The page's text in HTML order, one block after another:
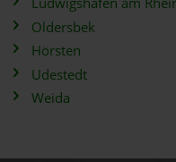
Oldersbek
Hörsten
Udestedt
Weida